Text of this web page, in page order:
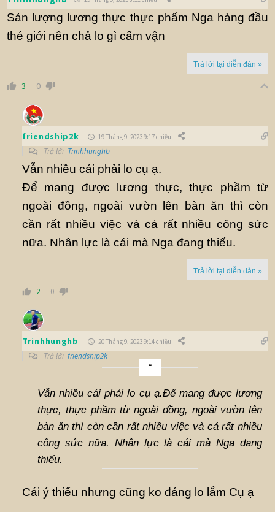
Sản lượng lương thực thực phẩm Nga hàng đầu
thé giới nên chả lo gì cấm vận
Trả lời tại diễn đàn »
3 0
friendship2k 19 Tháng 9, 2023 9:17 chiều
Trả lời Trinhhunghb
Vẫn nhiều cái phải lo cụ ạ.
Để mang được lương thực, thực phầm từ
ngoài đồng, ngoài vườn lên bàn ăn thì còn
cần rất nhiều việc và cả rất nhiều công sức
nữa. Nhân lực là cái mà Nga đang thiếu.
Trả lời tại diễn đàn »
2 0
Trinhhunghb 20 Tháng 9, 2023 9:14 chiều
Trả lời friendship2k
Vẫn nhiều cái phải lo cụ ạ.Để mang được lương
thực, thực phầm từ ngoài đồng, ngoài vườn lên
bàn ăn thì còn cần rất nhiều việc và cả rất nhiều
công sức nữa. Nhân lực là cái mà Nga đang
thiếu.
Cái ý thiếu nhưng cũng ko đáng lo lắm Cụ ạ